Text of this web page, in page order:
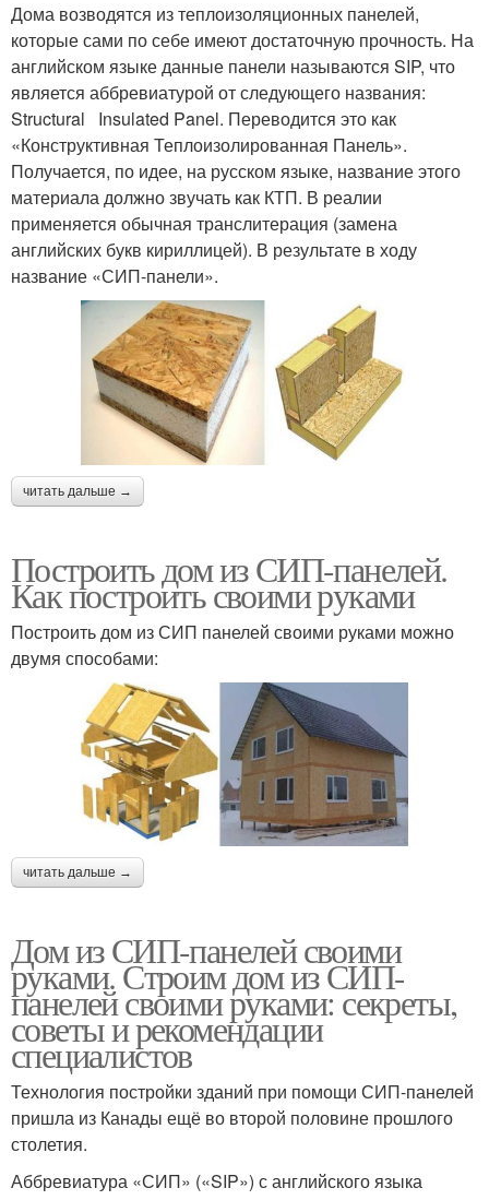
Дома возводятся из теплоизоляционных панелей,
которые сами по себе имеют достаточную прочность. На
английском языке данные панели называются SIP, что
является аббревиатурой от следующего названия:
Structural Insulated Panel. Переводится это как
«Конструктивная Теплоизолированная Панель».
Получается, по идее, на русском языке, название этого
материала должно звучать как КТП. В реалии
применяется обычная транслитерация (замена
английских букв кириллицей). В результате в ходу
название «СИП-панели».
читать дальше →
Построить дом из СИП-панелей.
Как построить своими руками
Построить дом из СИП панелей своими руками можно
двумя способами:
читать дальше →
Дом из СИП-панелей своими
руками. Строим дом из СИП-
панелей своими руками: секреты,
советы и рекомендации
специалистов
Технология постройки зданий при помощи СИП-панелей
пришла из Канады ещё во второй половине прошлого
столетия.
Аббревиатура «СИП» («SIP») с английского языка